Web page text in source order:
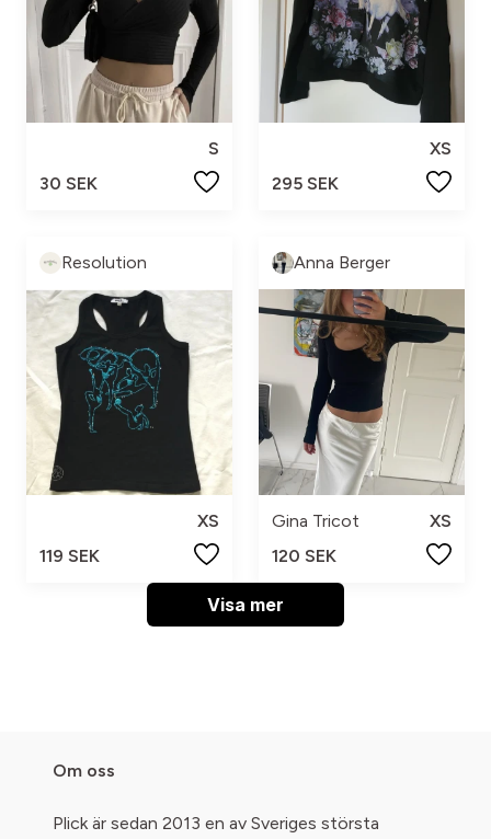
S
30 SEK
XS
295 SEK
Resolution
XS
119 SEK
Anna Berger
Gina Tricot
XS
120 SEK
Visa mer
Om oss
Plick är sedan 2013 en av Sveriges största